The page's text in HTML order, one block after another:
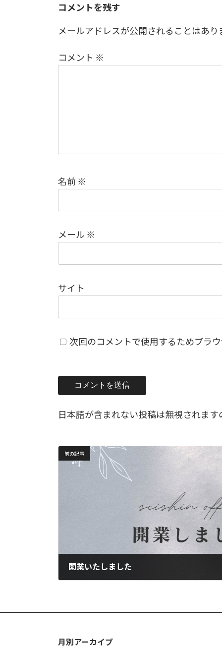
コメントを残す
メールアドレスが公開されることはあり
コメント ※
名前 ※
メール ※
サイト
次回のコメントで使用するためブラ
日本語が含まれない投稿は無視されま
前の記事
開業いたしました
月別アーカイブ